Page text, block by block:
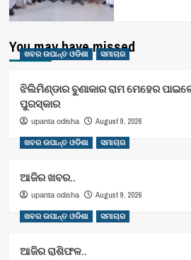
You may have missed
ଖବର ଉପାନ୍ତ ଓଡିଶା ସମାଚାର
ଝିଲିମିଣ୍ଡାର ବୁଣାକାର ରାମ ମେହେର
ପୁରସ୍କାର
upanta odisha August 9, 2026
ଖବର ଉପାନ୍ତ ଓଡିଶା ସମାଚାର
ଆଜିର ଖବର..
upanta odisha August 9, 2026
ଖବର ଉପାନ୍ତ ଓଡିଶା ସମାଚାର
ଆଜିର ରାଶିଫଳ..